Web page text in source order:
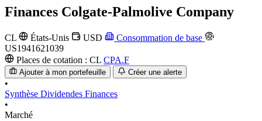
Finances Colgate-Palmolive Company
CL États-Unis USD
Consommation de base
US1941621039
Places de cotation : CL CPA.F
Ajouter à mon portefeuille Créer une alerte
•
Synthèse Dividendes Finances
•
Marché